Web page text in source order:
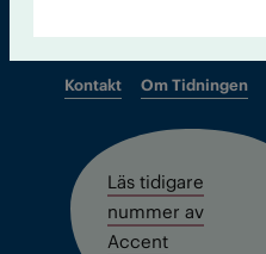
Kontakt Om Tidningen
Läs tidigare
nummer av
Accent